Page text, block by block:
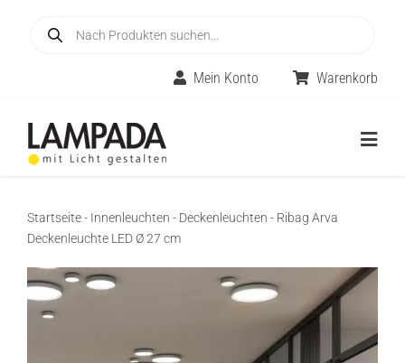
search
Mein Konto Warenkorb
Online-Shop
Innenleuchten
Startseite- Innenleuchten - Deckenleuchten - Ribag Arva
Deckenleuchte LED Ø 27 cm